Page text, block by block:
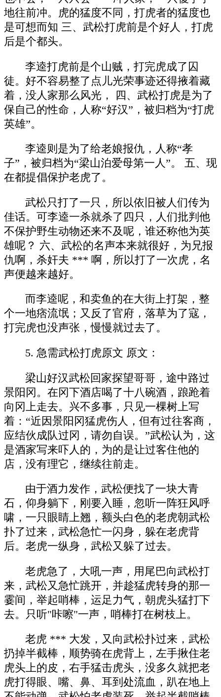
地往前冲。虎的猛度不同，打虎者的猛度也
是可想而知 三、武松打虎前是个好人，打虎
后是个都头。
李逵打虎前是个山贼，打完虎成了囚
徒。好不容易整了点儿光荣事迹还得掖着藏
着，没人家那么风光， 四、武松打虎是为了
保自己的性命，人称“好汉”，被归档为“打虎
英雄”。
李逵则是为了给老娘报仇，人称“孝
子”，被归档为“梁山泊爱母第一人”。 五、现
在都提倡保护老虎了。
武松只打了一只，所以依旧被人们传为
佳话。可李逵一杀就杀了四只，人们批判他
不保护野生动物还来不及呢，谁还称他为英
雄呢？ 六、武松的名声本来就很好，为兄报
仇啊，杀奸夫 *** 啊，所以打了一次虎，名
声便越来越好。
而李逵呢，和卖鱼的在大街上打架，整
个一地痞流氓；又反了官府，落草为了寇，
打完虎也没声张，慢慢就过去了。
5. 急需武松打虎原文 原文：
梁山好汉武松回家探望哥哥，途中路过
景阳冈。在冈下酒店喝了十八碗酒，踉跄着
向冈上走去。兴不多事，只见一棵树上写
着：“近因景阳冈猛虎伤人，但有过往客商，
应结伙成队过冈，请勿自误。”武松认为，这
是酒家写来吓人的，为的是让过客住他的
店，没有理它，继续往前走。
由于酒力发作，武松便找了一块大青
石，仰身躺下，刚要入睡，忽听一阵狂风呼
啸，一只眼睛上翘，额头白色的老虎朝武松
扑了过来，武松急忙一闪身，躲在老虎背
后。老虎一纵身，武松又躲了过去。
老虎急了，大吼一声，用尾巴向武松打
来，武松又急忙跳开，并趁猛虎转身的那一
霎间，举起哨棒，运足力气，朝虎头猛打下
去。只听"咔嚓"一声，哨棒打在树枝上。
老虎 *** 大发，又向武松扑过来，武松
扔掉半截棒，顺势骑在虎背上，左手揪住老
虎头上的皮，右手猛击虎头，没多久就把老
虎打得眼、嘴、鼻、耳到处流血，趴在地上